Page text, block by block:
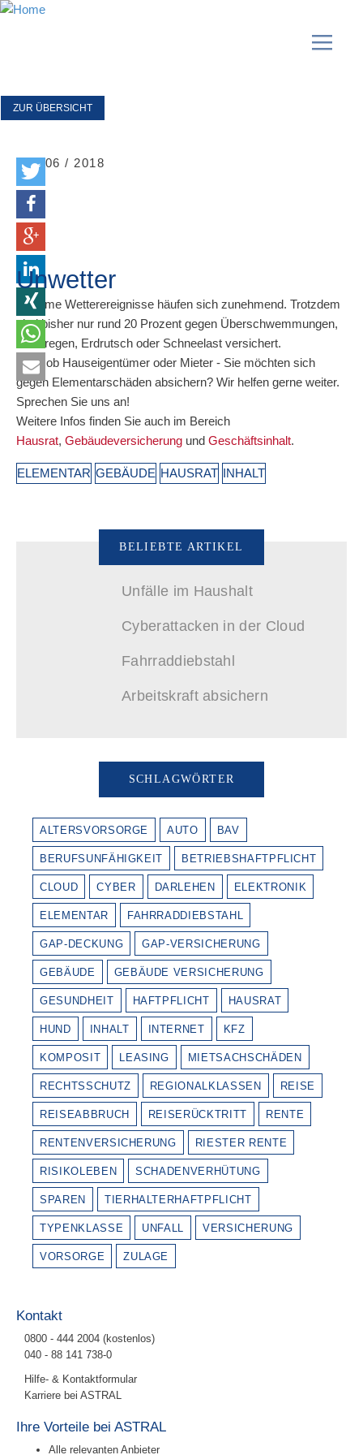
ZUR ÜBERSICHT
05 / 06 / 2018
Unwetter
Extreme Wetterereignisse häufen sich zunehmend. Trotzdem
sind bisher nur rund 20 Prozent gegen Überschwemmungen,
Starkregen, Erdrutsch oder Schneelast versichert.
Egal, ob Hauseigentümer oder Mieter - Sie möchten sich
gegen Elementarschäden absichern? Wir helfen gerne weiter.
Sprechen Sie uns an!
Weitere Infos finden Sie auch im Bereich
Hausrat, Gebäudeversicherung und Geschäftsinhalt.
ELEMENTAR GEBÄUDE HAUSRAT INHALT
BELIEBTE ARTIKEL
Unfälle im Haushalt
Cyberattacken in der Cloud
Fahrraddiebstahl
Arbeitskraft absichern
SCHLAGWÖRTER
ALTERSVORSORGE AUTO BAV
BERUFSUNFÄHIGKEIT BETRIEBSHAFTPFLICHT
CLOUD CYBER DARLEHEN ELEKTRONIK
ELEMENTAR FAHRRADDIEBSTAHL
GAP-DECKUNG GAP-VERSICHERUNG
GEBÄUDE GEBÄUDE VERSICHERUNG
GESUNDHEIT HAFTPFLICHT HAUSRAT
HUND INHALT INTERNET KFZ
KOMPOSIT LEASING MIETSACHSCHÄDEN
RECHTSSCHUTZ REGIONALKLASSEN REISE
REISEABBRUCH REISERÜCKTRITT RENTE
RENTENVERSICHERUNG RIESTER RENTE
RISIKOLEBEN SCHADENVERHÜTUNG
SPAREN TIERHALTERHAFTPFLICHT
TYPENKLASSE UNFALL VERSICHERUNG
VORSORGE ZULAGE
Kontakt
0800 - 444 2004 (kostenlos)
040 - 88 141 738-0
Hilfe- & Kontaktformular
Karriere bei ASTRAL
Ihre Vorteile bei ASTRAL
Alle relevanten Anbieter